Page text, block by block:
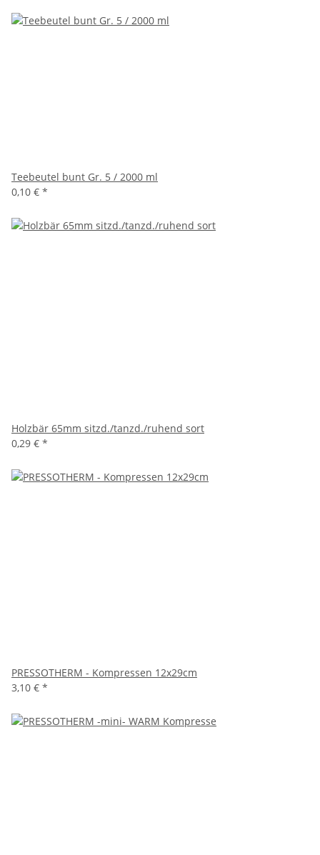
Teebeutel bunt Gr. 5 / 2000 ml
0,10 € *
Holzbär 65mm sitzd./tanzd./ruhend sort
0,29 € *
PRESSOTHERM - Kompressen 12x29cm
3,10 € *